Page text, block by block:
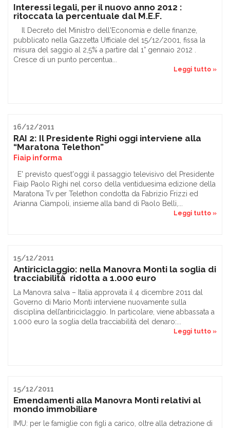
Interessi legali, per il nuovo anno 2012 :
ritoccata la percentuale dal M.E.F.
Il Decreto del Ministro dell'Economia e delle finanze,
pubblicato nella Gazzetta Ufficiale del 15/12/2001, fissa la
misura del saggio al 2,5% a partire dal 1° gennaio 2012 .
Cresce di un punto percentua...
Leggi tutto »
16/12/2011
RAI 2: Il Presidente Righi oggi interviene alla
“Maratona Telethon”
Fiaip informa
E' previsto quest'oggi il passaggio televisivo del Presidente
Fiaip Paolo Righi nel corso della ventiduesima edizione della
Maratona Tv per Telethon condotta da Fabrizio Frizzi ed
Arianna Ciampoli, insieme alla band di Paolo Belli,...
Leggi tutto »
15/12/2011
Antiriciclaggio: nella Manovra Monti la soglia di
tracciabilità ridotta a 1.000 euro
La Manovra salva – Italia approvata il 4 dicembre 2011 dal
Governo di Mario Monti interviene nuovamente sulla
disciplina dell’antiriciclaggio. In particolare, viene abbassata a
1.000 euro la soglia della tracciabilità del denaro:...
Leggi tutto »
15/12/2011
Emendamenti alla Manovra Monti relativi al
mondo immobiliare
IMU: per le famiglie con figli a carico, oltre alla detrazione di